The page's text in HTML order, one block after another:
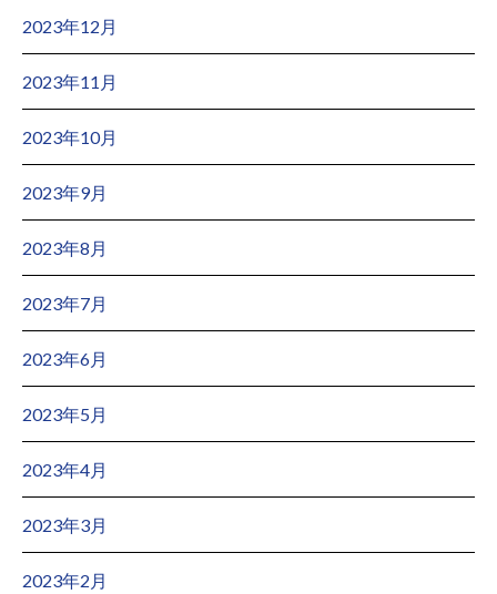
2023年12月
2023年11月
2023年10月
2023年9月
2023年8月
2023年7月
2023年6月
2023年5月
2023年4月
2023年3月
2023年2月